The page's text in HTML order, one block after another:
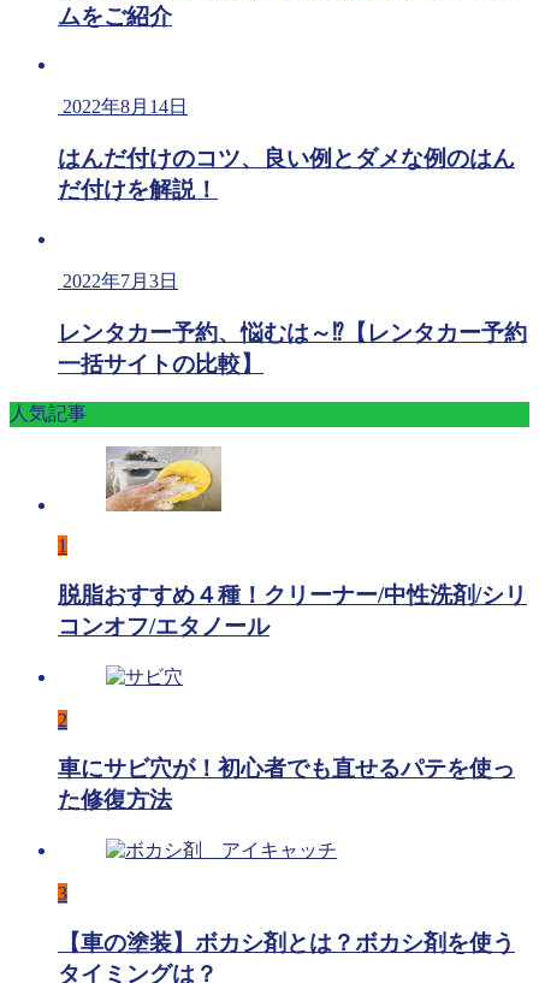
ムをご紹介
2022年8月14日
はんだ付けのコツ、良い例とダメな例のはん
だ付けを解説！
2022年7月3日
レンタカー予約、悩むは～⁉【レンタカー予約
一括サイトの比較】
人気記事
1
脱脂おすすめ４種！クリーナー/中性洗剤/シリ
コンオフ/エタノール
2
車にサビ穴が！初心者でも直せるパテを使っ
た修復方法
3
【車の塗装】ボカシ剤とは？ボカシ剤を使う
タイミングは？